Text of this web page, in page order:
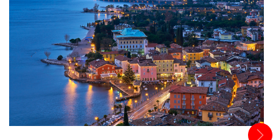
© Gregory Gerault